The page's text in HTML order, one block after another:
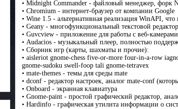
• Midnight Commander - файловый менеджер, форк
• Chromium - интернет-браузер от компании Google
• Wine 1.5 - альтернативная реализация WinAPI,
• Geany - многофункциональный текстовой
• Guvcview - приложение для работы с веб-камерами
• Audacios - музыкальный плеер, полностью
• Сборник игр (карты, шахматы и прочие):
• aisleriot gnome-chess five-or-more four-in-a-row
gnome-sudoku swell-foop tali gnome-tetravex
• mate-themes - темы для среды mate
• dconf - редактор настроек, аналог mate-conf
• Onboard - экранная клавиатура
• Gnome-paint - простой графический редактор,
• Hardinfo - графическая утилита информации о